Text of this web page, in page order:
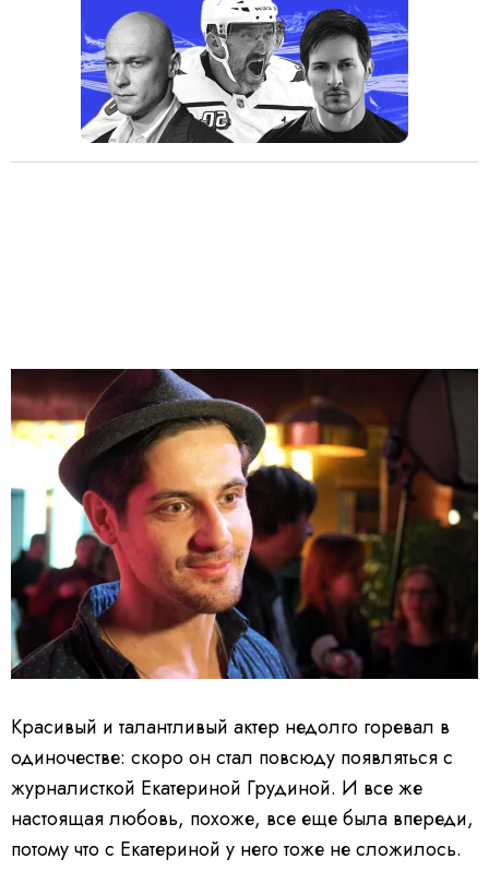
Красивый и талантливый актер недолго горевал в
одиночестве: скоро он стал повсюду появляться с
журналисткой Екатериной Грудиной. И все же
настоящая любовь, похоже, все еще была впереди,
потому что с Екатериной у него тоже не сложилось.